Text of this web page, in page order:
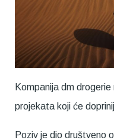
Kompanija dm
projekata koji će
Poziv je dio društveno